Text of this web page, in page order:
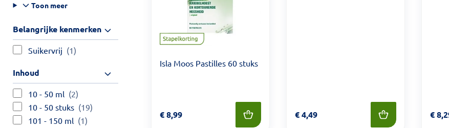
Toon meer
Belangrijke kenmerken
Suikervrij (1)
Inhoud
10 - 50 ml (2)
10 - 50 stuks (19)
101 - 150 ml (1)
Isla Moos Pastilles 60 stuks
Prijs: € 8,99
€8,99 Prijs: € 4,49
€4,49 Prijs:
€